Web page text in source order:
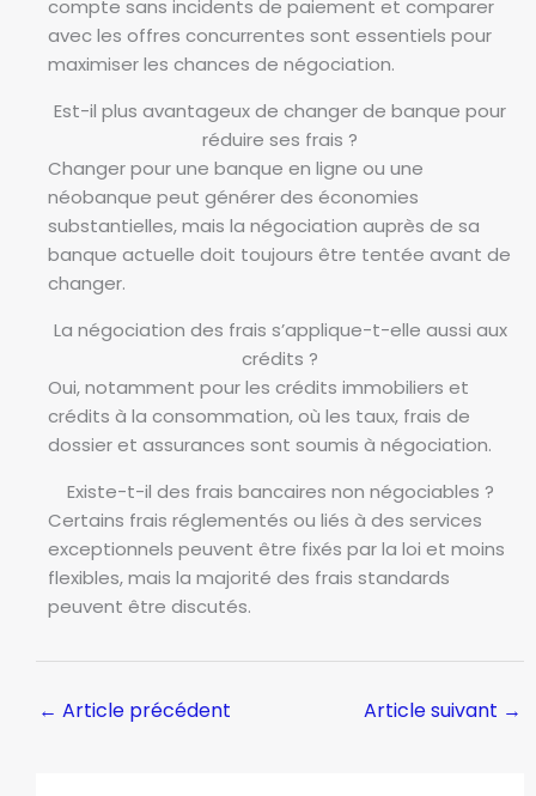
compte sans incidents de paiement et comparer
avec les offres concurrentes sont essentiels pour
maximiser les chances de négociation.
Est-il plus avantageux de changer de banque pour
réduire ses frais ?
Changer pour une banque en ligne ou une
néobanque peut générer des économies
substantielles, mais la négociation auprès de sa
banque actuelle doit toujours être tentée avant de
changer.
La négociation des frais s’applique-t-elle aussi aux
crédits ?
Oui, notamment pour les crédits immobiliers et
crédits à la consommation, où les taux, frais de
dossier et assurances sont soumis à négociation.
Existe-t-il des frais bancaires non négociables ?
Certains frais réglementés ou liés à des services
exceptionnels peuvent être fixés par la loi et moins
flexibles, mais la majorité des frais standards
peuvent être discutés.
← Article précédent Article suivant →